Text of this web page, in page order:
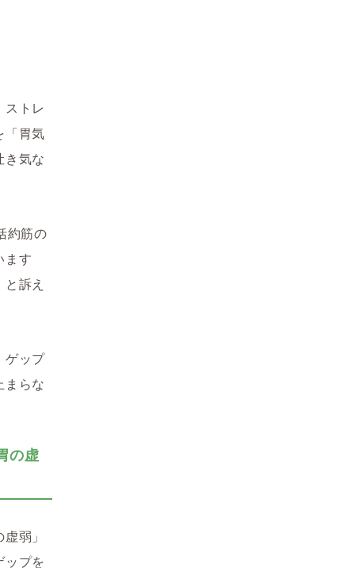
トレ
「胃気
気な
約筋の
ます
訴え
ゲップ
らな
の虚
弱」
プを